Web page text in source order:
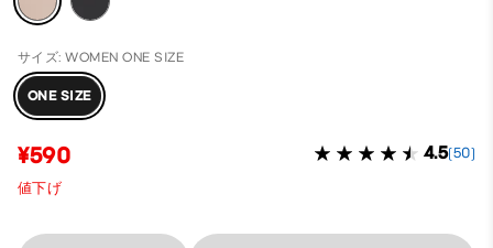
サイズ: WOMEN ONE SIZE
ONE SIZE
¥590 4.5(50)
値下げ